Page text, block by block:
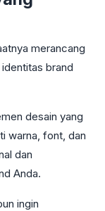
merancang
brand
desain yang
warna, font, dan
dan
Anda.
ingin